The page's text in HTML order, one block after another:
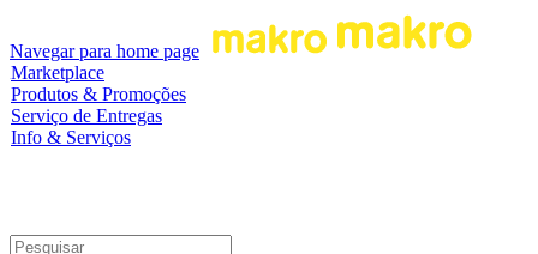
Navegar para home page
Marketplace
Produtos & Promoções
Serviço de Entregas
Info & Serviços